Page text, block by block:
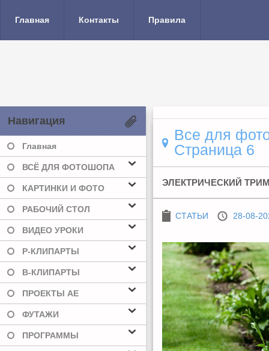
Главная Контакты Правила
Навигация
Главная
ВСЁ ДЛЯ ФОТОШОПА
КАРТИНКИ И ФОТО
РАБОЧИЙ СТОЛ
ВИДЕО УРОКИ
Р-КЛИПАРТЫ
В-КЛИПАРТЫ
ПРОЕКТЫ AE
ФУТАЖИ
ПРОГРАММЫ
Все для
Страница 6
ЭЛЕКТРИЧЕСКИЙ
СТАТЬИ 28-08-